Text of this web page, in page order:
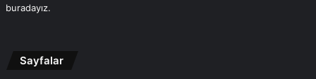
buradayız.
Sayfalar